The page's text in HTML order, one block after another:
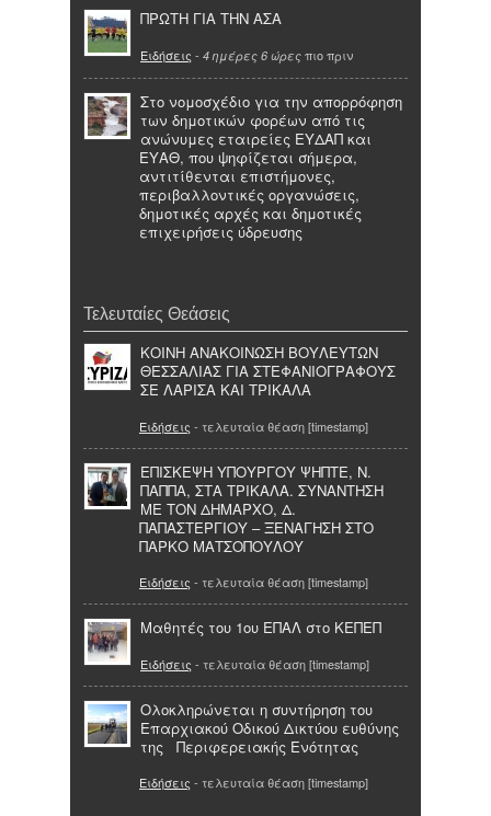
ΠΡΩΤΗ ΓΙΑ ΤΗΝ ΑΣΑ
Ειδήσεις - 4 ημέρες 6 ώρες πιο πριν
Στο νομοσχέδιο για την απορρόφηση
των δημοτικών φορέων από τις
ανώνυμες εταιρείες ΕΥΔΑΠ και
ΕΥΑΘ, που ψηφίζεται σήμερα,
αντιτίθενται επιστήμονες,
περιβαλλοντικές οργανώσεις,
δημοτικές αρχές και δημοτικές
επιχειρήσεις ύδρευσης
Τελευταίες Θεάσεις
ΚΟΙΝΗ ΑΝΑΚΟΙΝΩΣΗ ΒΟΥΛΕΥΤΩΝ
ΘΕΣΣΑΛΙΑΣ ΓΙΑ ΣΤΕΦΑΝΙΟΓΡΑΦΟΥΣ
ΣΕ ΛΑΡΙΣΑ ΚΑΙ ΤΡΙΚΑΛΑ
Ειδήσεις - τελευταία θέαση [timestamp]
ΕΠΙΣΚΕΨΗ ΥΠΟΥΡΓΟΥ ΨΗΠΤΕ, Ν.
ΠΑΠΠΑ, ΣΤΑ ΤΡΙΚΑΛΑ. ΣΥΝΑΝΤΗΣΗ
ΜΕ ΤΟΝ ΔΗΜΑΡΧΟ, Δ.
ΠΑΠΑΣΤΕΡΓΙΟΥ – ΞΕΝΑΓΗΣΗ ΣΤΟ
ΠΑΡΚΟ ΜΑΤΣΟΠΟΥΛΟΥ
Ειδήσεις - τελευταία θέαση [timestamp]
Μαθητές του 1ου ΕΠΑΛ στο ΚΕΠΕΠ
Ειδήσεις - τελευταία θέαση [timestamp]
Ολοκληρώνεται η συντήρηση του
Επαρχιακού Οδικού Δικτύου ευθύνης
της Περιφερειακής Ενότητας
Ειδήσεις - τελευταία θέαση [timestamp]